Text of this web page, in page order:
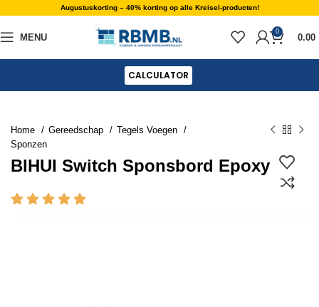
Augustuskorting – 40% korting op alle Kreisel-producten!
MENU
0
0.00
CALCULATOR
Home Gereedschap
Tegels Voegen
Sponzen
BIHUI Switch Sponsbord Epoxy